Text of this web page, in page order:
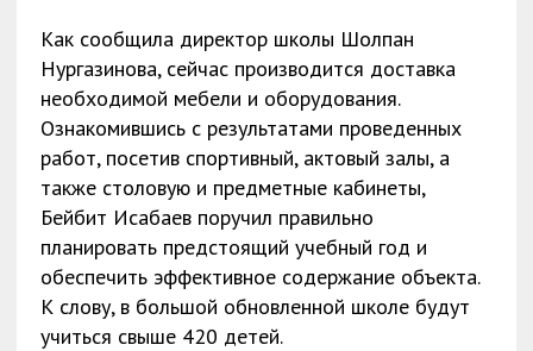
Как сообщила директор школы Шолпан
Нургазинова, сейчас производится доставка
необходимой мебели и оборудования.
Ознакомившись с результатами проведенных
работ, посетив спортивный, актовый залы, а
также столовую и предметные кабинеты,
Бейбит Исабаев поручил правильно
планировать предстоящий учебный год и
обеспечить эффективное содержание объекта.
К слову, в большой обновленной школе будут
учиться свыше 420 детей.